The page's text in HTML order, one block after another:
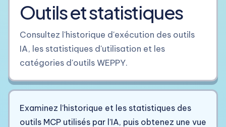
Outils et statistiques
Consultez l'historique d'exécution des outils
IA, les statistiques d'utilisation et les
catégories d'outils WEPPY.
Examinez l’historique et les statistiques des
outils MCP utilisés par l’IA, puis obtenez une vue